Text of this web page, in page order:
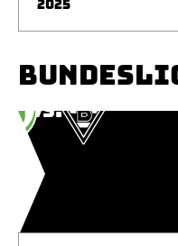
2025